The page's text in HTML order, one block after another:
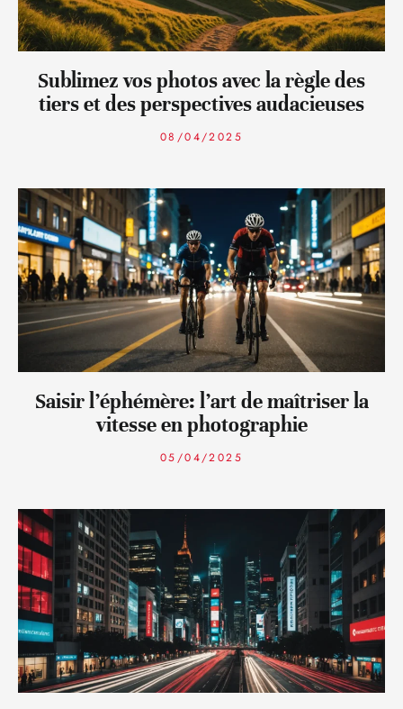
Sublimez vos photos avec la règle des
tiers et des perspectives audacieuses
08/04/2025
Saisir l’éphémère: l’art de maîtriser la
vitesse en photographie
05/04/2025